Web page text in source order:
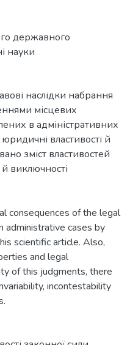
державного
науки
наслідки набрання
місцевих
в адміністративних
властивості й
зміст властивостей
й виключності
consequences of the legal
administrative cases by
scientific article. Also,
and legal
of this judgments, there
incontestability